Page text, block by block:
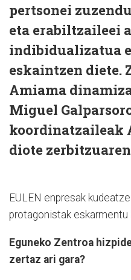
pertsonei
eta erabiltzaileei
indibidualizatua
eskaintzen diete.
Amiama
Miguel
koordinatzaileak
diote
EULEN enpresak
protagonistak eskarmentu
Eguneko Zentroa
zertaz ari gara?